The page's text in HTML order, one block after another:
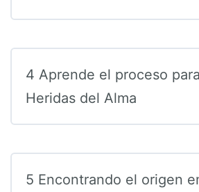
4 Aprende el proceso
Heridas del Alma
5 Encontrando el origen